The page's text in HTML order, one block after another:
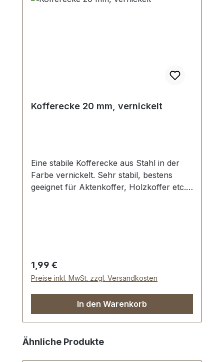
Kofferecke 20 mm, vernickelt
Eine stabile Kofferecke aus Stahl in der
Farbe vernickelt. Sehr stabil, bestens
geeignet für Aktenkoffer, Holzkoffer etc.
Regulärer Preis:
1,99 €
Preise inkl. MwSt. zzgl. Versandkosten
In den Warenkorb
Produktgalerie überspringen
Ähnliche Produkte